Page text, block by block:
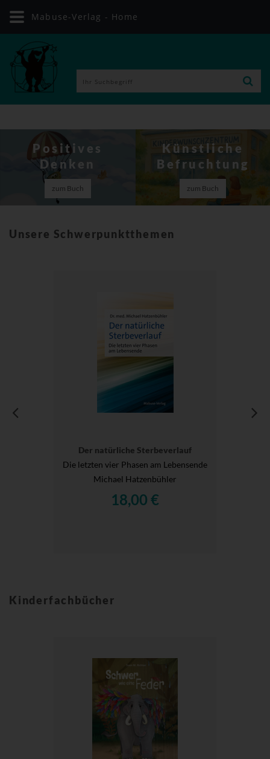
Künstliche
Befruchtung
zum Buch
Migräne
erklärt
zum Buch
Unsere Schwerpunktthemen
Der natürliche Sterbeverlauf
Die letzten vier Phasen am Lebensende
Michael Hatzenbühler
18,00 €
Kinderfachbücher
Mabuse-Verlag - Home